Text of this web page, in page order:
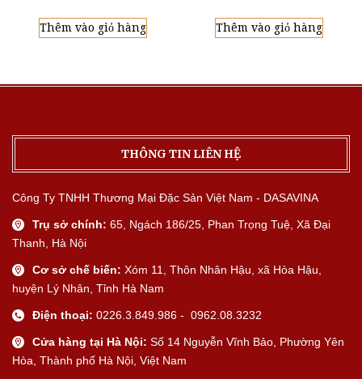
Thêm vào giỏ hàng Thêm vào giỏ hàng
THÔNG TIN LIÊN HỆ
Công Ty TNHH Thương Mại Đặc Sản Việt Nam - DASAVINA
Trụ sở chính: 65, Ngách 186/25, Phan Trọng Tuệ, Xã Đại
Thanh, Hà Nội
Cơ sở chế biến: Xóm 11, Thôn Nhân Hậu, xã Hòa Hậu,
huyện Lý Nhân, Tỉnh Hà Nam
Điện thoại: 0226.3.849.986 - 0962.08.3232
Cửa hàng tại Hà Nội: Số 14 Nguyễn Vĩnh Bảo, Phường Yên
Hòa, Thành phố Hà Nội, Việt Nam